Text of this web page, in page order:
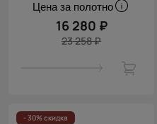
Цена за полотно
16 280 ₽
23 258 ₽
- 30% скидка